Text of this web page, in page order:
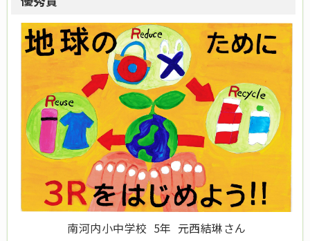
南河内小中学校 5年 元西結琳さん